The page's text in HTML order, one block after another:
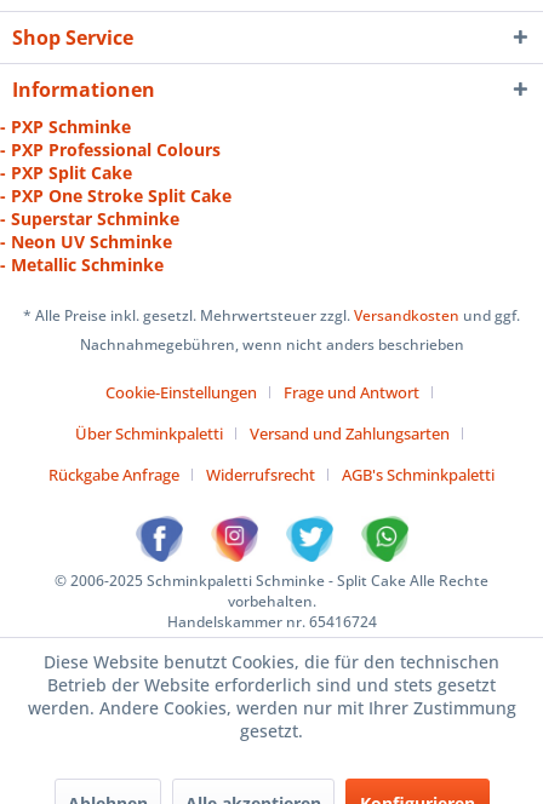
Shop Service
Informationen
- PXP Schminke
- PXP Professional Colours
- PXP Split Cake
- PXP One Stroke Split Cake
- Superstar Schminke
- Neon UV Schminke
- Metallic Schminke
* Alle Preise inkl. gesetzl. Mehrwertsteuer zzgl.Versandkosten und ggf.
Nachnahmegebühren, wenn nicht anders beschrieben
Cookie-Einstellungen
Frage und Antwort
Über Schminkpaletti
Versand und Zahlungsarten
Rückgabe Anfrage
Widerrufsrecht AGB's Schminkpaletti
© 2006-2025 Schminkpaletti Schminke - Split Cake Alle Rechte
vorbehalten.
Handelskammer nr. 65416724
Diese Website benutzt Cookies, die für den technischen
Betrieb der Website erforderlich sind und stets gesetzt
werden. Andere Cookies, werden nur mit Ihrer Zustimmung
gesetzt.